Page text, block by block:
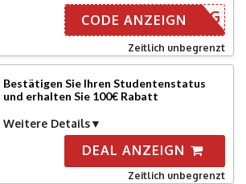
NMELDUNG
CODE ANZEIGN
Zeitlich unbegrenzt
Bestätigen Sie Ihren Studentenstatus
und erhalten Sie 100€ Rabatt
Weitere Details
DEAL ANZEIGN
Zeitlich unbegrenzt